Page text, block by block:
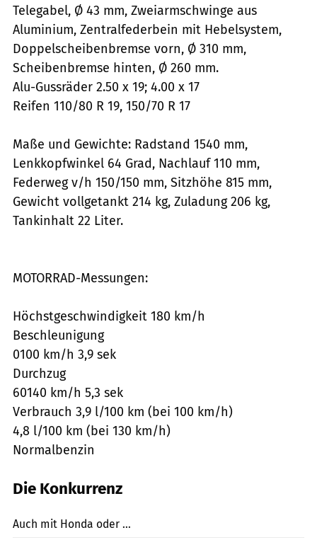
Telegabel, Ø 43 mm, Zweiarmschwinge aus
Aluminium, Zentralfederbein mit Hebelsystem,
Doppelscheibenbremse vorn, Ø 310 mm,
Scheibenbremse hinten, Ø 260 mm.
Alu-Gussräder 2.50 x 19; 4.00 x 17
Reifen 110/80 R 19, 150/70 R 17
Maße und Gewichte: Radstand 1540 mm,
Lenkkopfwinkel 64 Grad, Nachlauf 110 mm,
Federweg v/h 150/150 mm, Sitzhöhe 815 mm,
Gewicht vollgetankt 214 kg, Zuladung 206 kg,
Tankinhalt 22 Liter.
MOTORRAD-Messungen:
Höchstgeschwindigkeit 180 km/h
Beschleunigung
0100 km/h 3,9 sek
Durchzug
60140 km/h 5,3 sek
Verbrauch 3,9 l/100 km (bei 100 km/h)
4,8 l/100 km (bei 130 km/h)
Normalbenzin
Die Konkurrenz
Auch mit Honda oder ...